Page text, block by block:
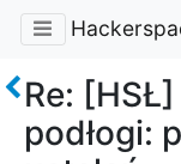
Re:
podłogi: